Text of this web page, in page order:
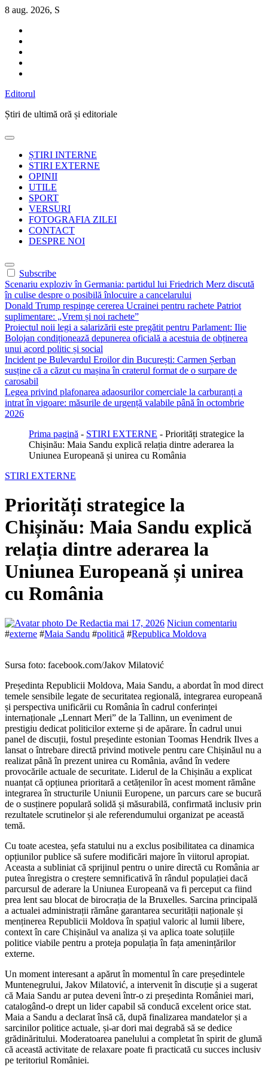
Sari
conținut
8 aug. 2026, S
Editorul
Știri de ultimă oră și editoriale
ȘTIRI INTERNE
STIRI EXTERNE
OPINII
UTILE
SPORT
VERSURI
FOTOGRAFIA ZILEI
CONTACT
DESPRE NOI
Subscribe
Scenariu exploziv în Germania: partidul lui Friedrich Merz discută
în culise despre o posibilă înlocuire a cancelarului
Donald Trump respinge cererea Ucrainei pentru rachete Patriot
suplimentare: „Vrem și noi rachete”
Proiectul noii legi a salarizării este pregătit pentru Parlament: Ilie
Bolojan condiționează depunerea oficială a acestuia de obținerea
unui acord politic și social
Incident pe Bulevardul Eroilor din București: Carmen Șerban
susține că a căzut cu mașina în craterul format de o surpare de
carosabil
Legea privind plafonarea adaosurilor comerciale la carburanți a
intrat în vigoare: măsurile de urgență valabile până în octombrie
2026
Prima pagină - STIRI EXTERNE - Priorități strategice la
Chișinău: Maia Sandu explică relația dintre aderarea la
Uniunea Europeană și unirea cu România
STIRI EXTERNE
Priorități strategice la
Chișinău: Maia Sandu explică
relația dintre aderarea la
Uniunea Europeană și unirea
cu România
De Redactia mai 17, 2026 Niciun comentariu
#externe #Maia Sandu #politică #Republica Moldova
Sursa foto: facebook.com/Jakov Milatović
Președinta Republicii Moldova, Maia Sandu, a abordat în mod direct
temele sensibile legate de securitatea regională, integrarea europeană
și perspectiva unificării cu România în cadrul conferinței
internaționale „Lennart Meri” de la Tallinn, un eveniment de
prestigiu dedicat politicilor externe și de apărare. În cadrul unui
panel de discuții, fostul președinte estonian Toomas Hendrik Ilves a
lansat o întrebare directă privind motivele pentru care Chișinăul nu a
realizat până în prezent unirea cu România, având în vedere
provocările actuale de securitate. Liderul de la Chișinău a explicat
nuanțat că opțiunea prioritară a cetățenilor în acest moment rămâne
integrarea în structurile Uniunii Europene, un parcurs care se bucură
de o susținere populară solidă și măsurabilă, confirmată inclusiv prin
rezultatele scrutinelor și ale referendumului organizat pe această
temă.
Cu toate acestea, șefa statului nu a exclus posibilitatea ca dinamica
opțiunilor publice să sufere modificări majore în viitorul apropiat.
Aceasta a subliniat că sprijinul pentru o unire directă cu România ar
putea înregistra o creștere semnificativă în rândul populației dacă
parcursul de aderare la Uniunea Europeană va fi perceput ca fiind
prea lent sau blocat de birocrația de la Bruxelles. Sarcina principală
a actualei administrații rămâne garantarea securității naționale și
menținerea Republicii Moldova în spațiul valoric al lumii libere,
context în care Chișinăul va analiza și va aplica toate soluțiile
politice viabile pentru a proteja populația în fața amenințărilor
externe.
Un moment interesant a apărut în momentul în care președintele
Muntenegrului, Jakov Milatović, a intervenit în discuție și a sugerat
că Maia Sandu ar putea deveni într-o zi președinta României mari,
catalogând-o drept un lider capabil să conducă excelent orice stat.
Maia a Sandu a declarat însă că, după finalizarea mandatelor și a
sarcinilor politice actuale, și-ar dori mai degrabă să se dedice
grădinăritului. Moderatoarea panelului a completat în spirit de glumă
că această activitate de relaxare poate fi practicată cu succes inclusiv
pe teritoriul României.